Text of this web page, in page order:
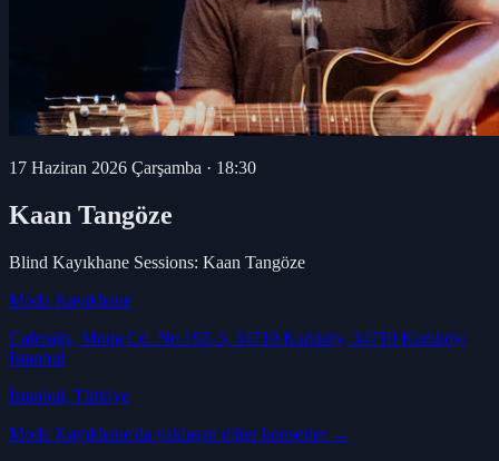
17 Haziran 2026 Çarşamba · 18:30
Kaan Tangöze
Blind Kayıkhane Sessions: Kaan Tangöze
Moda Kayıkhane
Caferağa, Moda Cd. No:192-3, 34710 Kadıköy, 34710 Kadıköy/
İstanbul
İstanbul, Türkiye
Moda Kayıkhane'da yaklaşan diğer konserler →